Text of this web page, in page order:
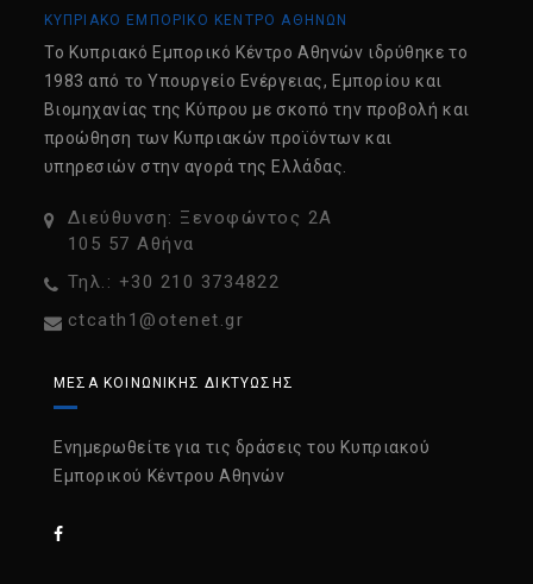
ΚΥΠΡΙΑΚΟ ΕΜΠΟΡΙΚΟ ΚΕΝΤΡΟ ΑΘΗΝΩΝ
Tο Κυπριακό Εμπορικό Κέντρο Αθηνών ιδρύθηκε το
1983 από το Υπουργείο Ενέργειας, Εμπορίου και
Βιομηχανίας της Κύπρου με σκοπό την προβολή και
προώθηση των Κυπριακών προϊόντων και
υπηρεσιών στην αγορά της Ελλάδας.
Διεύθυνση: Ξενοφώντος 2Α
105 57 Αθήνα
Τηλ.: +30 210 3734822
ctcath1@otenet.gr
ΜΈΣΑ ΚΟΙΝΩΝΙΚΉΣ ΔΙΚΤΎΩΣΗΣ
Ενημερωθείτε για τις δράσεις του Κυπριακού
Εμπορικού Κέντρου Αθηνών